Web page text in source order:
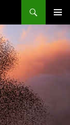
MENU